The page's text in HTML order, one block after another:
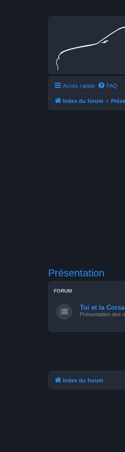
Accès rapide FAQ
Index du forum
Présentation
FORUM
Toi et ta
Présentation des
Index du forum